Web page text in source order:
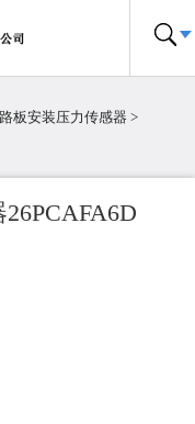
板安装压力传感器 >